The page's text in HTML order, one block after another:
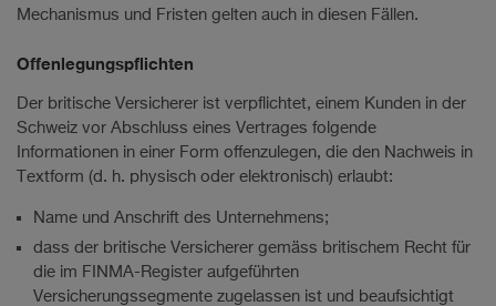
Mechanismus und Fristen gelten auch in diesen Fällen.
Offenlegungspflichten
Der britische Versicherer ist verpflichtet, einem Kunden in der
Schweiz vor Abschluss eines Vertrages folgende
Informationen in einer Form offenzulegen, die den Nachweis in
Textform (d. h. physisch oder elektronisch) erlaubt:
Name und Anschrift des Unternehmens;
dass der britische Versicherer gemäss britischem Recht für
die im FINMA-Register aufgeführten
Versicherungssegmente zugelassen ist und beaufsichtigt